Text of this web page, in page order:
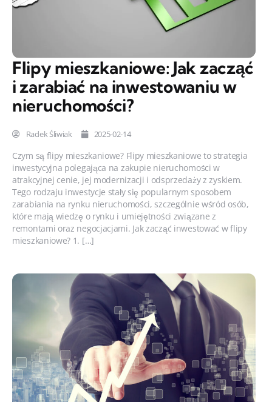
Flipy mieszkaniowe: Jak zacząć
i zarabiać na inwestowaniu w
nieruchomości?
Radek Śliwiak 2025-02-14
Czym są flipy mieszkaniowe? Flipy mieszkaniowe to strategia
inwestycyjna polegająca na zakupie nieruchomości w
atrakcyjnej cenie, jej modernizacji i odsprzedaży z zyskiem.
Tego rodzaju inwestycje stały się popularnym sposobem
zarabiania na rynku nieruchomości, szczególnie wśród osób,
które mają wiedzę o rynku i umiejętności związane z
remontami oraz negocjacjami. Jak zacząć inwestować w flipy
mieszkaniowe? 1. […]